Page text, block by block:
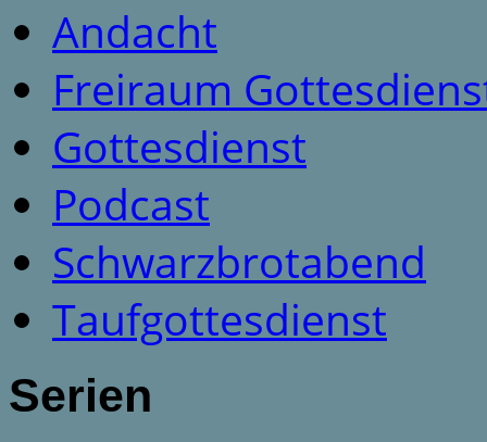
Andacht
Freiraum
Gottesdienst
Podcast
Schwarzbrotabend
Taufgottesdienst
Serien